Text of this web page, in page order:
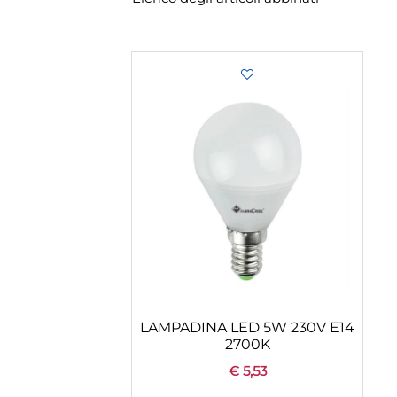
Quantity
LAMPADINA LED 5W 230V E14
2700K
€ 5,53